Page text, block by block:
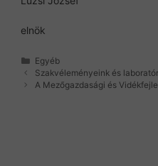
elnök
Kategória
Egyéb
Szakvéleményeink és
A Mezőgazdasági és